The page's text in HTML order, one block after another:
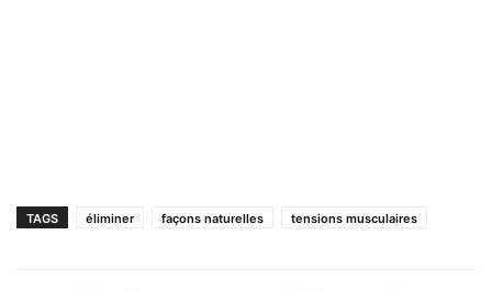
TAGS éliminer façons naturelles tensions musculaires